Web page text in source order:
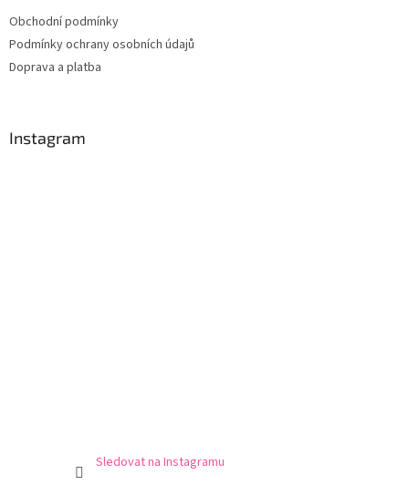
Obchodní podmínky
Podmínky ochrany osobních údajů
Doprava a platba
Instagram
Sledovat na Instagramu